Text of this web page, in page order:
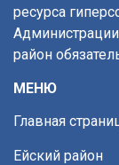
ресурса
район
МЕНЮ
Главная
Ейский район